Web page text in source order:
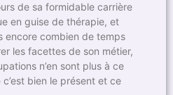
de sa formidable carrière
en guise de thérapie, et
encore combien de temps
les facettes de son métier,
n’en sont plus à ce
bien le présent et ce